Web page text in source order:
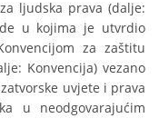
ljudska prava (dalje:
u kojima je utvrdio
za zaštitu
Konvencija) vezano
uvjete i prava
u neodgovarajućim